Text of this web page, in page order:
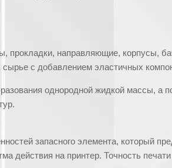
прокладки, направляющие, корпусы,
с добавлением эластичных
однородной жидкой массы, а
запасного элемента, который
действия на принтер. Точность